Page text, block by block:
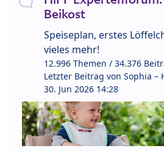
Beikost
Speiseplan, erstes
vieles mehr!
12.996 Themen / 34.376
Letzter Beitrag von Sophia –
30. Jun 2026 14:28